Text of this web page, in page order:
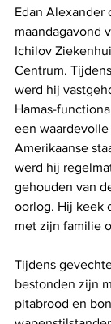
Edan
maandagavond
Ichilov
Centrum.
werd hij
Hamas-
een
Amerikaanse
werd hij
gehouden van
oorlog. Hij keek
met zijn familie
Tijdens
bestonden zijn
pitabrood en